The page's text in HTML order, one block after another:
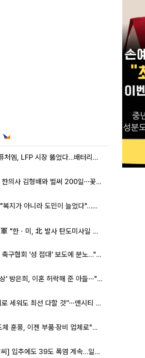
포스코퓨처엠, LFP 시장 뚫었다…배터리사와 대규모 장기 공급 합의
아옳이, 한의사 김형배와 벌써 200일⋯꽃다발 들고 "프러포즈 아냐"
추미애 "복지가 아니라 도민이 늘었다"…재정난 책임론 정면돌파
軍 "한ㆍ미, 北 발사 탄도미사일 제원 정밀분석 중"
박문성, 축구협회 '성 접대' 보도에 분노…"다 말아먹으려고 작정했나"
'특종세상' 방은희, 이혼 허락해 준 아들⋯"너무 잘 커줬다" 오열
“골키퍼로 세워도 최선 다할 것”⋯맨시티 누네스, 주전 경쟁 각오 [인터뷰]
"AI 반도체 훈풍, 이젠 부품·장비 업체로"⋯증권가 HBM 수혜주 조명
[내일날씨] 입추에도 39도 폭염 계속…일부 지역 소나기